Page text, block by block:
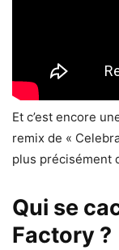
Et c’est encore
remix de «
plus précisément
Qui se
Factory ?